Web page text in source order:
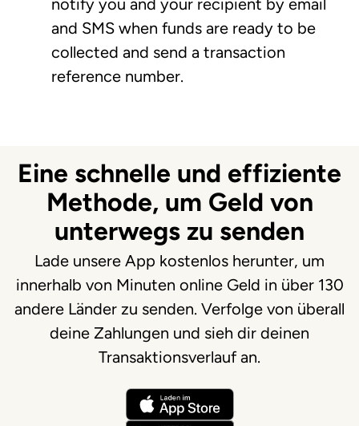
notify you and your recipient by email
and SMS when funds are ready to be
collected and send a transaction
reference number.
Eine schnelle und effiziente
Methode, um Geld von
unterwegs zu senden
Lade unsere App kostenlos herunter, um
innerhalb von Minuten online Geld in über 130
andere Länder zu senden. Verfolge von überall
deine Zahlungen und sieh dir deinen
Transaktionsverlauf an.